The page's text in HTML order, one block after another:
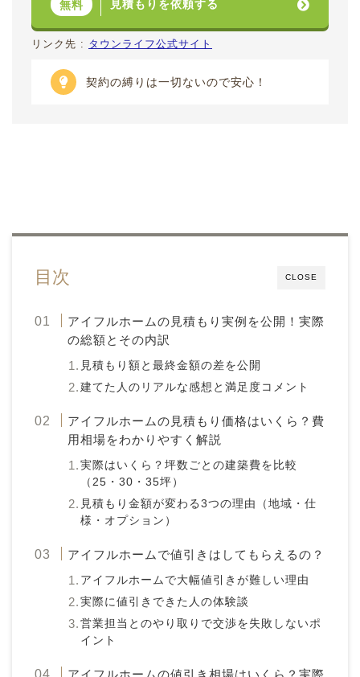
無料 見積もりを依頼する
リンク先 : タウンライフ公式サイト
契約の縛りは一切ないので安心！
CLOSE
目次
アイフルホームの見積もり実例を公開！実際
の総額とその内訳
見積もり額と最終金額の差を公開
建てた人のリアルな感想と満足度コメント
アイフルホームの見積もり価格はいくら？費
用相場をわかりやすく解説
実際はいくら？坪数ごとの建築費を比較
（25・30・35坪）
見積もり金額が変わる3つの理由（地域・仕
様・オプション）
アイフルホームで値引きはしてもらえるの？
アイフルホームで大幅値引きが難しい理由
実際に値引きできた人の体験談
営業担当とのやり取りで交渉を失敗しないポ
イント